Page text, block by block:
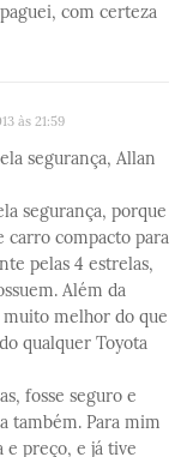
com certeza
às 21:59
segurança, Allan
segurança, porque
carro compacto para
pelas 4 estrelas,
Além da
melhor do que
qualquer Toyota
fosse seguro e
também. Para mim
e preço, e já tive